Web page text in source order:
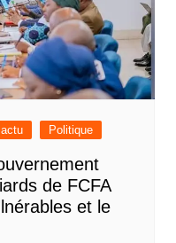
Politique
de FCFA
et le